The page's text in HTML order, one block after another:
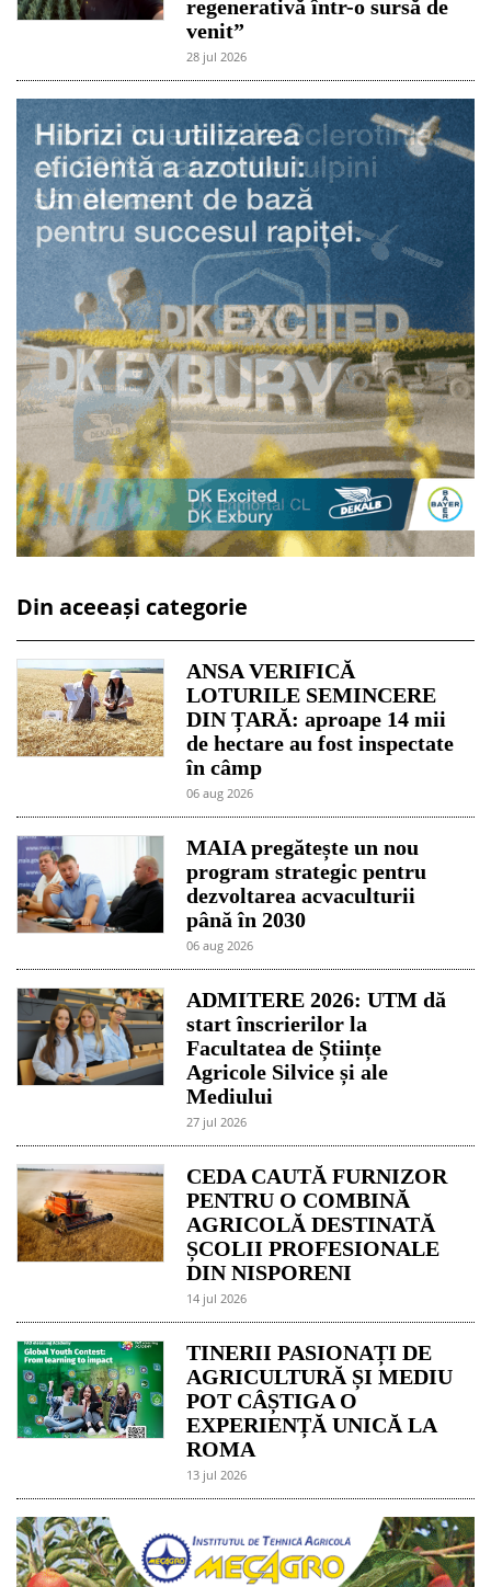
regenerativă într-o sursă de
venit”
28 jul 2026
Din aceeași categorie
ANSA VERIFICĂ
LOTURILE SEMINCERE
DIN ȚARĂ: aproape 14 mii
de hectare au fost inspectate
în câmp
06 aug 2026
MAIA pregătește un nou
program strategic pentru
dezvoltarea acvaculturii
până în 2030
06 aug 2026
ADMITERE 2026: UTM dă
start înscrierilor la
Facultatea de Științe
Agricole Silvice și ale
Mediului
27 jul 2026
CEDA CAUTĂ FURNIZOR
PENTRU O COMBINĂ
AGRICOLĂ DESTINATĂ
ȘCOLII PROFESIONALE
DIN NISPORENI
14 jul 2026
TINERII PASIONAȚI DE
AGRICULTURĂ ȘI MEDIU
POT CÂȘTIGA O
EXPERIENȚĂ UNICĂ LA
ROMA
13 jul 2026